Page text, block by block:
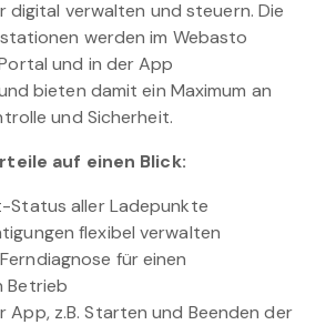
digital verwalten und steuern. Die
werden im Webasto
und in der App
bieten damit ein Maximum an
und Sicherheit.
auf einen Blick:
aller Ladepunkte
flexibel verwalten
für einen
Betrieb
App, z.B. Starten und Beenden der